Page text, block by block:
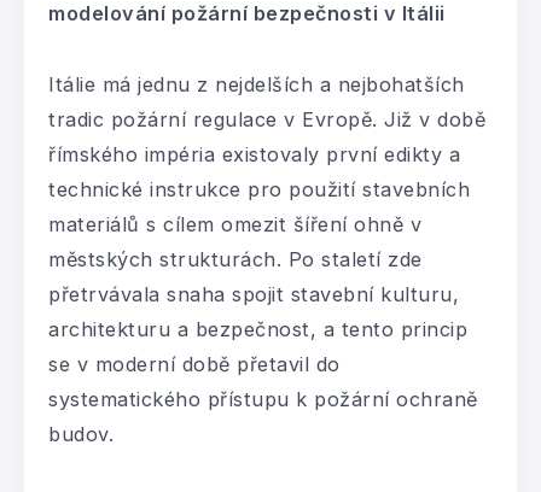
modelování požární bezpečnosti v Itálii
Itálie má jednu z nejdelších a nejbohatších
tradic požární regulace v Evropě. Již v době
římského impéria existovaly první edikty a
technické instrukce pro použití stavebních
materiálů s cílem omezit šíření ohně v
městských strukturách. Po staletí zde
přetrvávala snaha spojit stavební kulturu,
architekturu a bezpečnost, a tento princip
se v moderní době přetavil do
systematického přístupu k požární ochraně
budov.